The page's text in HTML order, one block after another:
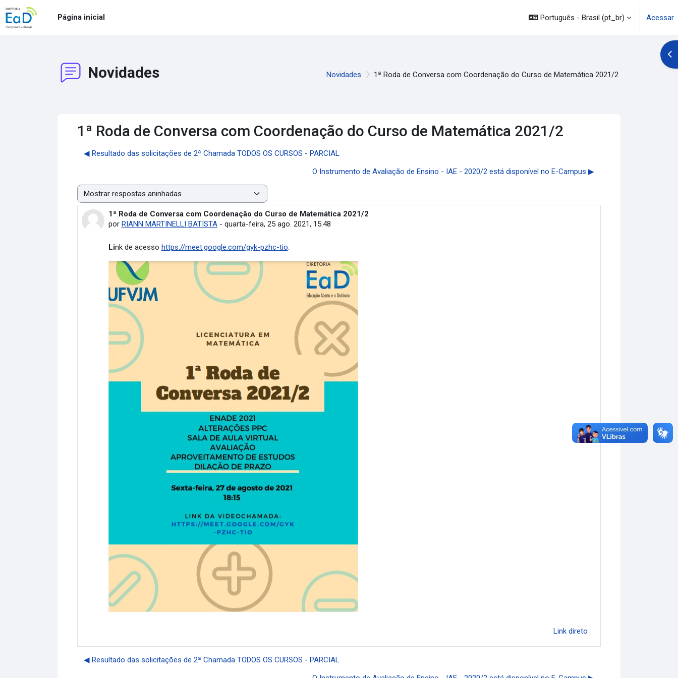
Ir para o conteúdo principal
Página inicial
Português - Brasil ‎(pt_br)‎ Acessar
Novidades Novidades 1ª Roda de Conversa com Coordenação do Curso de Matemática 2021/2
1ª Roda de Conversa com Coordenação do Curso de Matemática 2021/2
◀︎ Resultado das solicitações de 2ª Chamada TODOS OS CURSOS - PARCIAL
O Instrumento de Avaliação de Ensino - IAE - 2020/2 está disponível no E-Campus ▶︎
Modo de visualização
1ª Roda de Conversa com Coordenação do Curso de Matemática 2021/2
por RIANN MARTINELLI BATISTA- quarta-feira, 25 ago. 2021, 15:48
Número de respostas: 0
Link de acesso https://meet.google.com/gyk-pzhc-tio
Link direto
◀︎ Resultado das solicitações de 2ª Chamada TODOS OS CURSOS - PARCIAL